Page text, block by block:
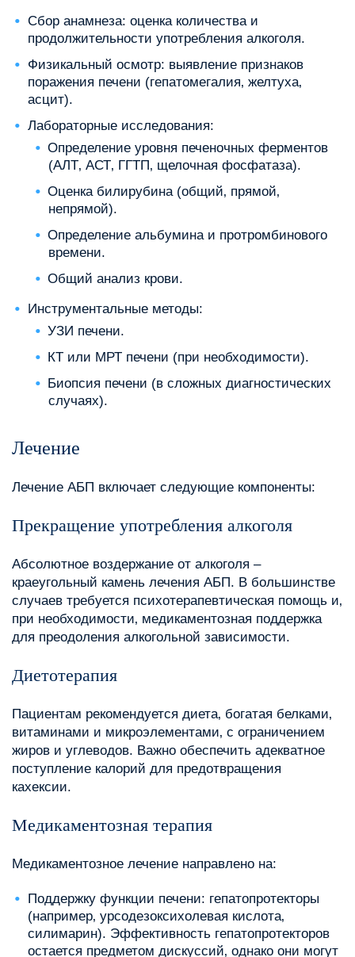
Сбор анамнеза: оценка количества и
продолжительности употребления алкоголя.
Физикальный осмотр: выявление признаков
поражения печени (гепатомегалия‚ желтуха‚
асцит).
Лабораторные исследования:
Определение уровня печеночных ферментов
(АЛТ‚ АСТ‚ ГГТП‚ щелочная фосфатаза).
Оценка билирубина (общий‚ прямой‚
непрямой).
Определение альбумина и протромбинового
времени.
Общий анализ крови.
Инструментальные методы:
УЗИ печени.
КТ или МРТ печени (при необходимости).
Биопсия печени (в сложных диагностических
случаях).
Лечение
Лечение АБП включает следующие компоненты:
Прекращение употребления алкоголя
Абсолютное воздержание от алкоголя –
краеугольный камень лечения АБП. В большинстве
случаев требуется психотерапевтическая помощь и‚
при необходимости‚ медикаментозная поддержка
для преодоления алкогольной зависимости.
Диетотерапия
Пациентам рекомендуется диета‚ богатая белками‚
витаминами и микроэлементами‚ с ограничением
жиров и углеводов. Важно обеспечить адекватное
поступление калорий для предотвращения
кахексии.
Медикаментозная терапия
Медикаментозное лечение направлено на:
Поддержку функции печени: гепатопротекторы
(например‚ урсодезоксихолевая кислота‚
силимарин). Эффективность гепатопротекторов
остается предметом дискуссий‚ однако они могут